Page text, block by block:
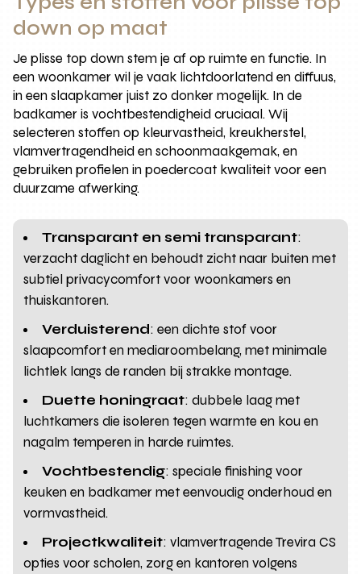
down op maat
Je plisse top down stem je af op ruimte en functie. In
een woonkamer wil je vaak lichtdoorlatend en diffuus,
in een slaapkamer juist zo donker mogelijk. In de
badkamer is vochtbestendigheid cruciaal. Wij
selecteren stoffen op kleurvastheid, kreukherstel,
vlamvertragendheid en schoonmaakgemak, en
gebruiken profielen in poedercoat kwaliteit voor een
duurzame afwerking.
Transparant en semi transparant:
verzacht daglicht en behoudt zicht naar buiten met
subtiel privacycomfort voor woonkamers en
thuiskantoren.
Verduisterend: een dichte stof voor
slaapcomfort en mediaroombelang, met minimale
lichtlek langs de randen bij strakke montage.
Duette honingraat: dubbele laag met
luchtkamers die isoleren tegen warmte en kou en
nagalm temperen in harde ruimtes.
Vochtbestendig: speciale finishing voor
keuken en badkamer met eenvoudig onderhoud en
vormvastheid.
Projectkwaliteit: vlamvertragende Trevira CS
opties voor scholen, zorg en kantoren volgens